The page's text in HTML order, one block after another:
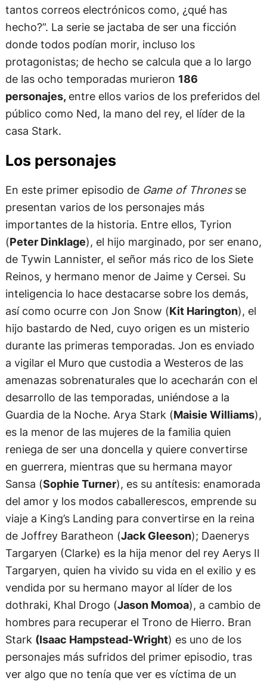
tantos correos electrónicos como, ¿qué has
hecho?”. La serie se jactaba de ser una ficción
donde todos podían morir, incluso los
protagonistas; de hecho se calcula que a lo largo
de las ocho temporadas murieron 186
personajes, entre ellos varios de los preferidos del
público como Ned, la mano del rey, el líder de la
casa Stark.
Los personajes
En este primer episodio de Game of Thronesse
presentan varios de los personajes más
importantes de la historia. Entre ellos, Tyrion
(Peter Dinklage), el hijo marginado, por ser enano,
de Tywin Lannister, el señor más rico de los Siete
Reinos, y hermano menor de Jaime y Cersei. Su
inteligencia lo hace destacarse sobre los demás,
así como ocurre con Jon Snow (Kit Harington), el
hijo bastardo de Ned, cuyo origen es un misterio
durante las primeras temporadas. Jon es enviado
a vigilar el Muro que custodia a Westeros de las
amenazas sobrenaturales que lo acecharán con el
desarrollo de las temporadas, uniéndose a la
Guardia de la Noche. Arya Stark (Maisie Williams),
es la menor de las mujeres de la familia quien
reniega de ser una doncella y quiere convertirse
en guerrera, mientras que su hermana mayor
Sansa (Sophie Turner), es su antítesis: enamorada
del amor y los modos caballerescos, emprende su
viaje a King’s Landing para convertirse en la reina
de Joffrey Baratheon (Jack Gleeson); Daenerys
Targaryen (Clarke) es la hija menor del rey Aerys II
Targaryen, quien ha vivido su vida en el exilio y es
vendida por su hermano mayor al líder de los
dothraki, Khal Drogo (Jason Momoa), a cambio de
hombres para recuperar el Trono de Hierro. Bran
Stark (Isaac Hampstead-Wright) es uno de los
personajes más sufridos del primer episodio, tras
ver algo que no tenía que ver es víctima de un